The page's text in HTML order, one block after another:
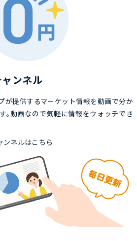
ャンネル
が提供するマーケット情報を動画で分か
。動画なので気軽に情報をウォッチでき
ンネルはこちら